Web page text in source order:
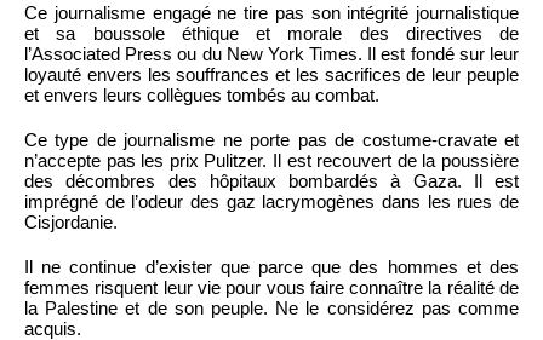
Ce journalisme engagé ne tire pas son intégrité journalistique
et sa boussole éthique et morale des directives de
l’Associated Press ou du New York Times. Il est fondé sur leur
loyauté envers les souffrances et les sacrifices de leur peuple
et envers leurs collègues tombés au combat.
Ce type de journalisme ne porte pas de costume-cravate et
n’accepte pas les prix Pulitzer. Il est recouvert de la poussière
des décombres des hôpitaux bombardés à Gaza. Il est
imprégné de l’odeur des gaz lacrymogènes dans les rues de
Cisjordanie.
Il ne continue d’exister que parce que des hommes et des
femmes risquent leur vie pour vous faire connaître la réalité de
la Palestine et de son peuple. Ne le considérez pas comme
acquis.